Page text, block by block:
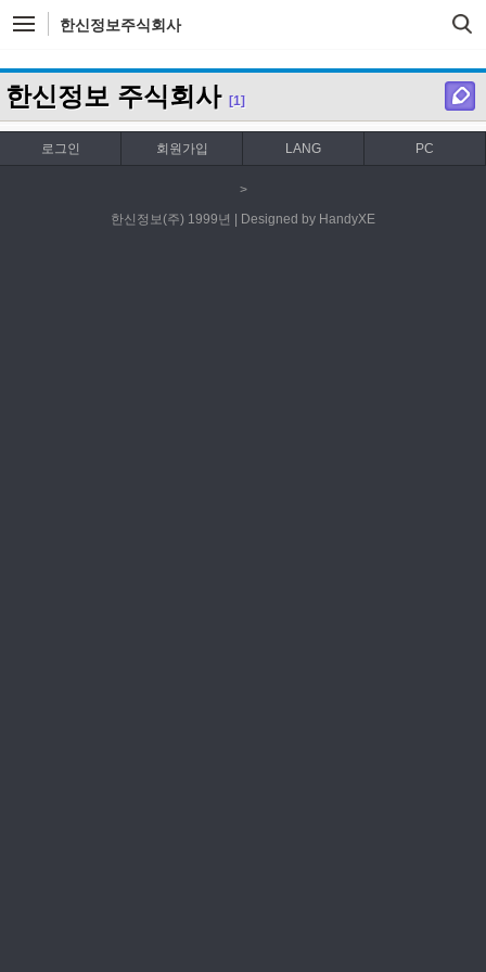
한신정보주식회사
한신정보 주식회사 [1]
로그인 회원가입 LANG PC
>
한신정보(주) 1999년 | Designed by HandyXE